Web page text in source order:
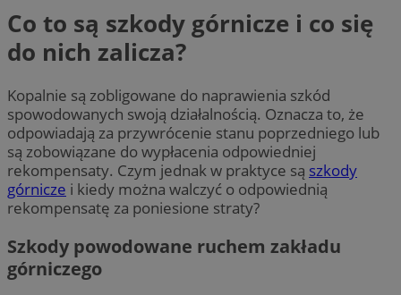
Co to są szkody górnicze i co się
do nich zalicza?
Kopalnie są zobligowane do naprawienia szkód
spowodowanych swoją działalnością. Oznacza to, że
odpowiadają za przywrócenie stanu poprzedniego lub
są zobowiązane do wypłacenia odpowiedniej
rekompensaty. Czym jednak w praktyce są szkody
górnicze i kiedy można walczyć o odpowiednią
rekompensatę za poniesione straty?
Szkody powodowane ruchem zakładu
górniczego